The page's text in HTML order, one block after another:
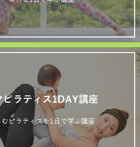
ピラティス1DAY講座
むピラティスを1日で学ぶ講座